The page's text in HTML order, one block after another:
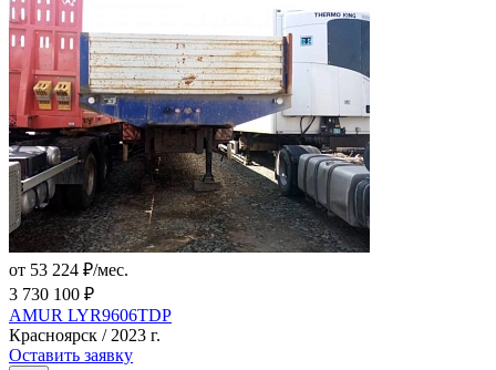
от 53 224 ₽/мес.
3 730 100 ₽
AMUR LYR9606TDP
Красноярск / 2023 г.
Оставить заявку